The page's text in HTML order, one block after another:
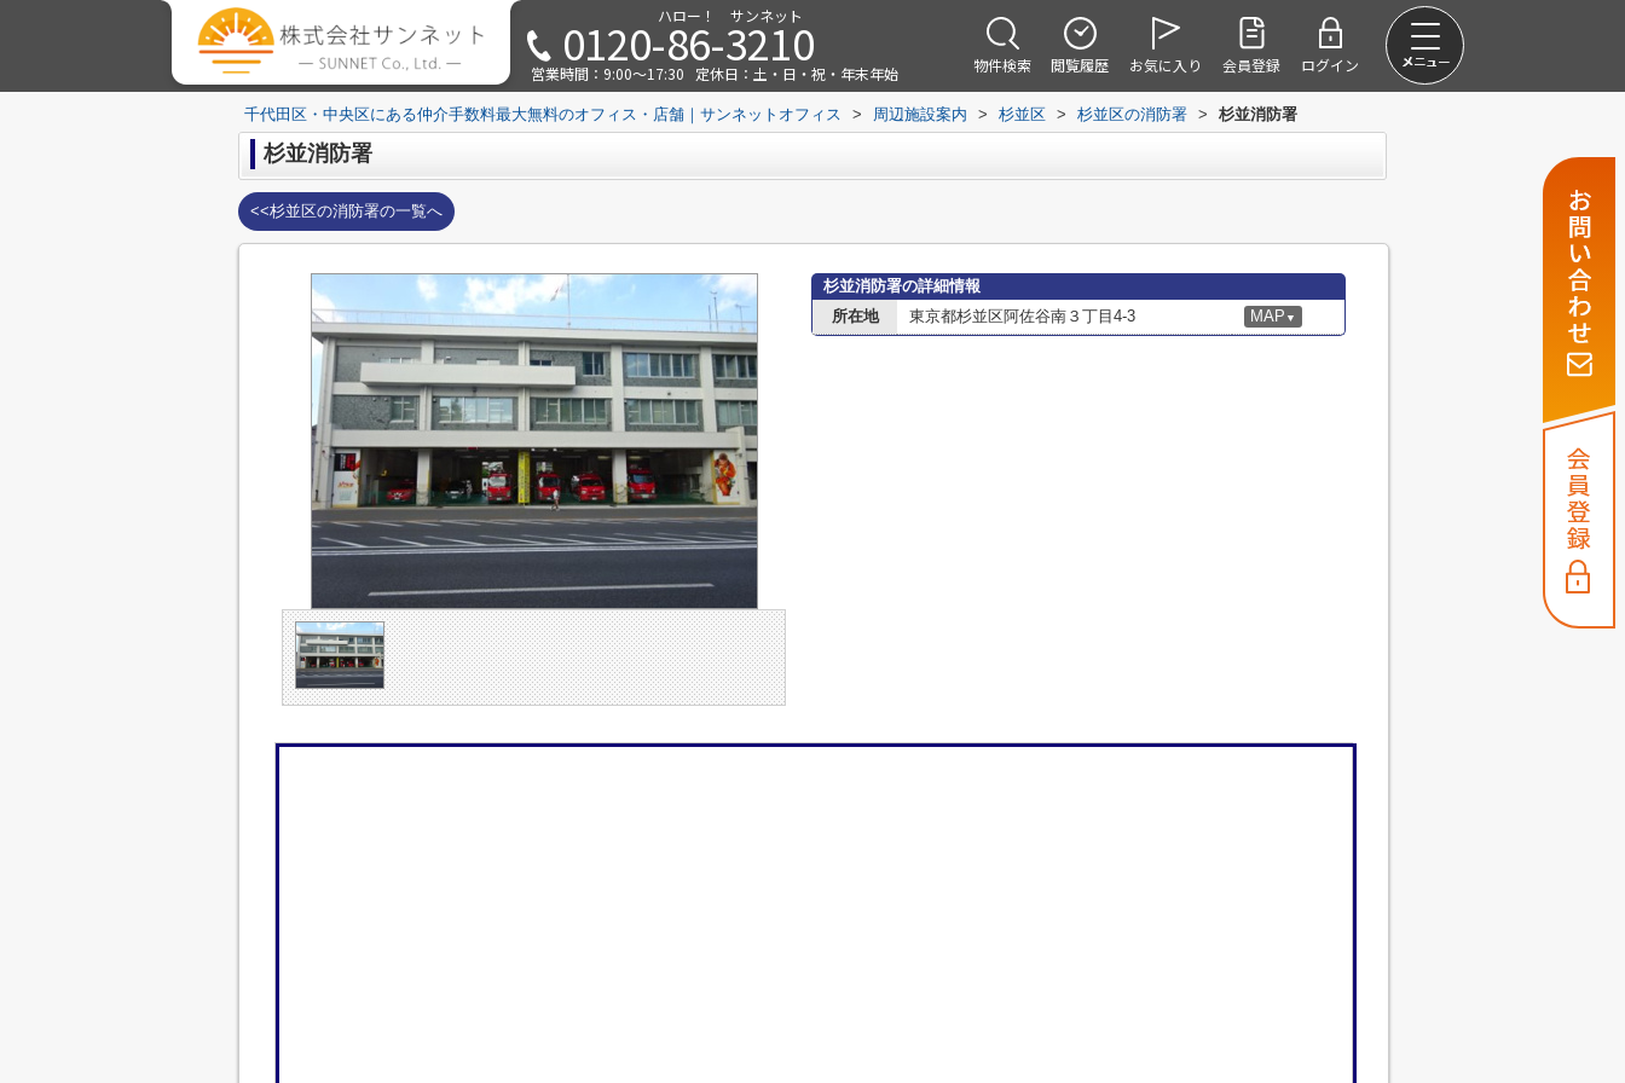
ハロー！ サンネット
0120-86-3210
営業時間：9:00～17:30 定休日：土・日・祝・年末年始 物件検索 閲覧履歴 お気に入り 会員登録 ログイン
千代田区・中央区にある仲介手数料最大無料のオフィス・店舗｜サンネットオフィス > 周辺施設案内 > 杉並区 > 杉並区の消防署 > 杉並消防署
杉並消防署
<<杉並区の消防署の一覧へ
杉並消防署の詳細情報
所在地
東京都杉並区阿佐谷南３丁目4-3 MAP ▼